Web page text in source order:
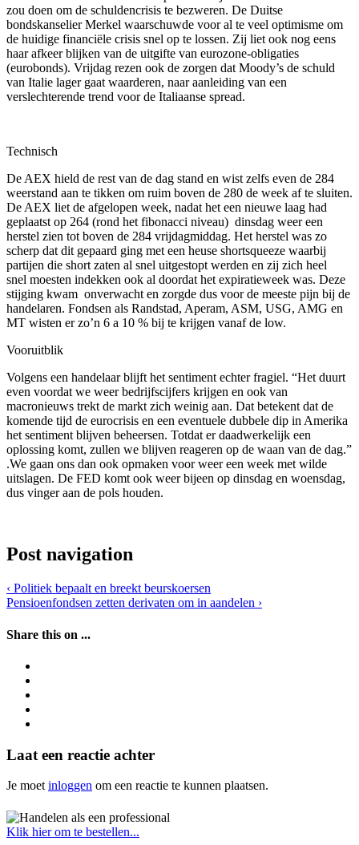
zou doen om de schuldencrisis te bezweren. De Duitse
bondskanselier Merkel waarschuwde voor al te veel optimisme om
de huidige financiële crisis snel op te lossen. Zij liet ook nog eens
haar afkeer blijken van de uitgifte van eurozone-obligaties
(eurobonds). Vrijdag rezen ook de zorgen dat Moody’s de schuld
van Italie lager gaat waarderen, naar aanleiding van een
verslechterende trend voor de Italiaanse spread.
Technisch
De AEX hield de rest van de dag stand en wist zelfs even de 284
weerstand aan te tikken om ruim boven de 280 de week af te sluiten.
De AEX liet de afgelopen week, nadat het een nieuwe laag had
geplaatst op 264 (rond het fibonacci niveau) dinsdag weer een
herstel zien tot boven de 284 vrijdagmiddag. Het herstel was zo
scherp dat dit gepaard ging met een heuse shortsqueeze waarbij
partijen die short zaten al snel uitgestopt werden en zij zich heel
snel moesten indekken ook al doordat het expiratieweek was. Deze
stijging kwam onverwacht en zorgde dus voor de meeste pijn bij de
handelaren. Fondsen als Randstad, Aperam, ASM, USG, AMG en
MT wisten er zo’n 6 a 10 % bij te krijgen vanaf de low.
Vooruitblik
Volgens een handelaar blijft het sentiment echter fragiel. “Het duurt
even voordat we weer bedrijfscijfers krijgen en ook van
macronieuws trekt de markt zich weinig aan. Dat betekent dat de
komende tijd de eurocrisis en een eventuele dubbele dip in Amerika
het sentiment blijven beheersen. Totdat er daadwerkelijk een
oplossing komt, zullen we blijven reageren op de waan van de dag.”
.We gaan ons dan ook opmaken voor weer een week met wilde
uitslagen. De FED komt ook weer bijeen op dinsdag en woensdag,
dus vinger aan de pols houden.
Post navigation
‹ Politiek bepaalt en breekt beurskoersen
Pensioenfondsen zetten derivaten om in aandelen ›
Share this on ...
Laat een reactie achter
Je moet inloggen om een reactie te kunnen plaatsen.
Klik hier om te bestellen...